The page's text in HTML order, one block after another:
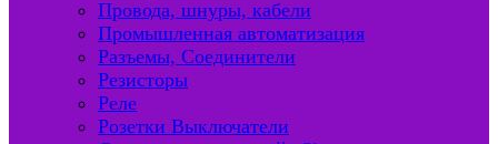
Провода, шнуры, кабели
Промышленная автоматизация
Разъемы, Соединители
Резисторы
Реле
Розетки Выключатели